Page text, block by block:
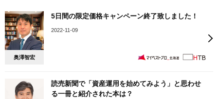
奥澤智宏
5日間の限定価格キャンペーン終了致しました！
2022-11-09
読売新聞で「資産運用を始めてみよう」と思わせ
る一冊と紹介された本は？